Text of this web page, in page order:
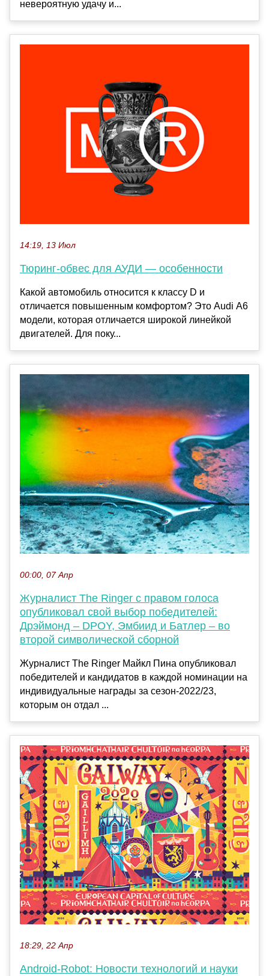
невероятную удачу и...
14:19, 13 Июл
Тюринг-обвес для АУДИ — особенности
Какой автомобиль относится к классу D и
отличается повышенным комфортом? Это Audi А6
модели, которая отличается широкой линейкой
двигателей. Для поку...
00:00, 07 Апр
Журналист The Ringer с правом голоса
опубликовал свой выбор победителей:
Дрэймонд – DPOY, Эмбиид и Батлер – во
второй символической сборной
Журналист The Ringer Майкл Пина опубликовал
победителей и кандидатов в каждой номинации на
индивидуальные награды за сезон-2022/23,
которым он отдал ...
18:29, 22 Апр
Android-Robot: Новости технологий и науки